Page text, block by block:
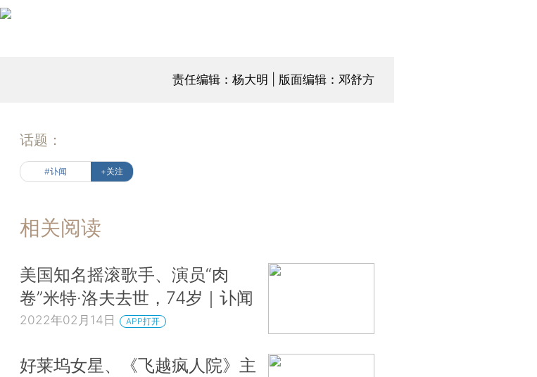
责任编辑：杨大明 | 版面编辑：邓舒方
话题：
#讣闻 +关注
相关阅读
美国知名摇滚歌手、演员“肉
卷”米特·洛夫去世，74岁｜讣闻
2022年02月14日 APP打开
好莱坞女星、《飞越疯人院》主